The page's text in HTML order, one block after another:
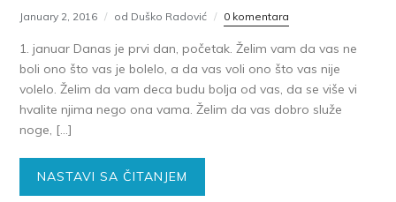
January 2, 2016 od Duško Radović 0 komentara
1. januar Danas je prvi dan, početak. Želim vam da vas ne
boli ono što vas je bolelo, a da vas voli ono što vas nije
volelo. Želim da vam deca budu bolja od vas, da se više vi
hvalite njima nego ona vama. Želim da vas dobro služe
noge, […]
NASTAVI SA ČITANJEM